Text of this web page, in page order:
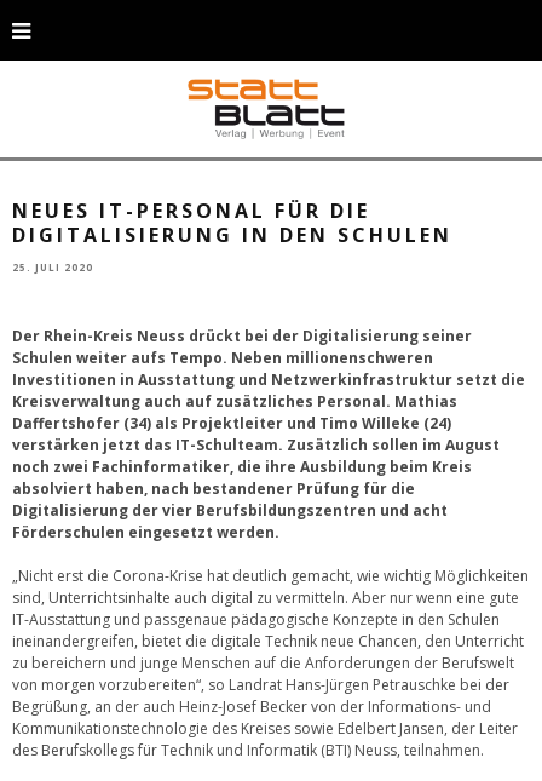
Der Rhein-Kreis Neuss hat sein IT-Schulteam verstärkt (von links): Landrat
Hans-Jürgen Petrauschke, Edelbert Jansen, Heinz-Josef Becker, Mathias
Daffertshofer, Timo Willeke und Harald Vieten am BTI in Neuss. © S.
NEUES IT-PERSONAL FÜR DIE
DIGITALISIERUNG IN DEN SCHULEN
25. JULI 2020
Der Rhein-Kreis Neuss drückt bei der Digitalisierung seiner
Schulen weiter aufs Tempo. Neben millionenschweren
Investitionen in Ausstattung und Netzwerkinfrastruktur setzt die
Kreisverwaltung auch auf zusätzliches Personal. Mathias
Daffertshofer (34) als Projektleiter und Timo Willeke (24)
verstärken jetzt das IT-Schulteam. Zusätzlich sollen im August
noch zwei Fachinformatiker, die ihre Ausbildung beim Kreis
absolviert haben, nach bestandener Prüfung für die
Digitalisierung der vier Berufsbildungszentren und acht
Förderschulen eingesetzt werden.
„Nicht erst die Corona-Krise hat deutlich gemacht, wie wichtig Möglichkeiten
sind, Unterrichtsinhalte auch digital zu vermitteln. Aber nur wenn eine gute
IT-Ausstattung und passgenaue pädagogische Konzepte in den Schulen
ineinandergreifen, bietet die digitale Technik neue Chancen, den Unterricht
zu bereichern und junge Menschen auf die Anforderungen der Berufswelt
von morgen vorzubereiten“, so Landrat Hans-Jürgen Petrauschke bei der
Begrüßung, an der auch Heinz-Josef Becker von der Informations- und
Kommunikationstechnologie des Kreises sowie Edelbert Jansen, der Leiter
des Berufskollegs für Technik und Informatik (BTI) Neuss, teilnahmen.